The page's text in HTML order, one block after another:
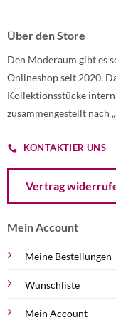
Über den Store
Den Moderaum gibt es
Onlineshop seit 2020.
Kollektionsstücke
zusammengestellt nach
KONTAKTIER UNS
Vertrag
Mein Account
Meine Bestellungen
Wunschliste
Mein Account